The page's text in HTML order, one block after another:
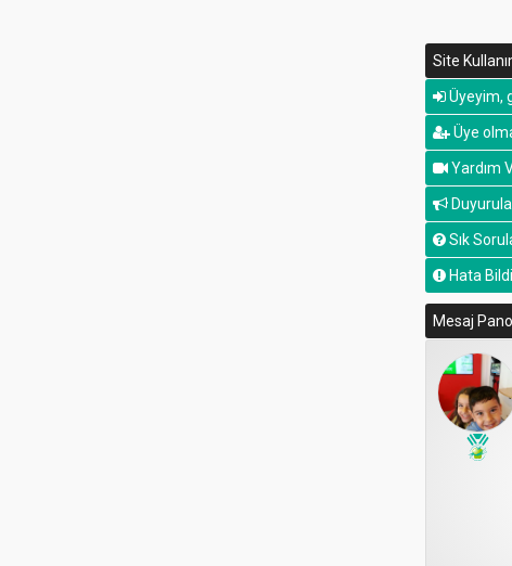
Site
Üyeyim,
Üye
Yardım
Sık
Hata
Mesaj